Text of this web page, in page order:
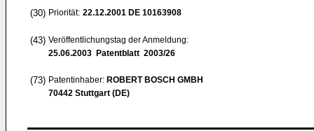
(30) Priorität: 22.12.2001 DE 10163908
(43) Veröffentlichungstag der Anmeldung:
25.06.2003 Patentblatt 2003/26
(73) Patentinhaber: ROBERT BOSCH GMBH
70442 Stuttgart (DE)